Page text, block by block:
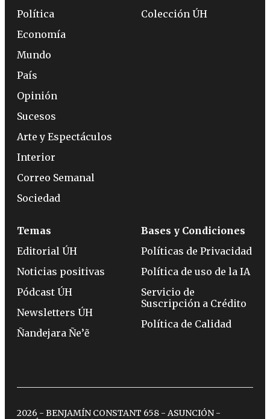
Política
Economía
Mundo
País
Opinión
Sucesos
Arte y Espectáculos
Interior
Correo Semanal
Sociedad
Colección ÚH
Temas
Editorial ÚH
Noticias positivas
Pódcast ÚH
Newsletters ÚH
Ñandejara Ñe’ẽ
Bases y Condiciones
Políticas de Privacidad
Política de uso de la IA
Servicio de
Suscripción a Crédito
Política de Calidad
2026 - BENJAMÍN CONSTANT 658 - ASUNCIÓN -